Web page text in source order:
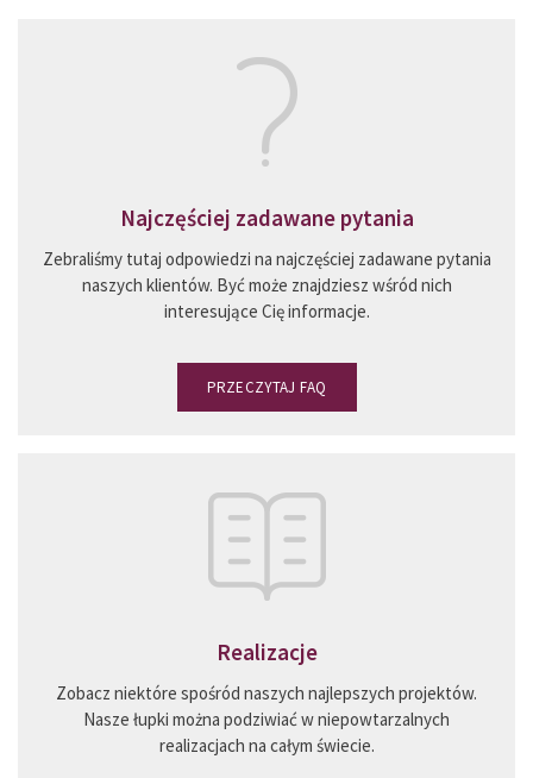
Najczęściej zadawane pytania
Zebraliśmy tutaj odpowiedzi na najczęściej zadawane pytania
naszych klientów. Być może znajdziesz wśród nich
interesujące Cię informacje.
PRZECZYTAJ FAQ
Realizacje
Zobacz niektóre spośród naszych najlepszych projektów.
Nasze łupki można podziwiać w niepowtarzalnych
realizacjach na całym świecie.